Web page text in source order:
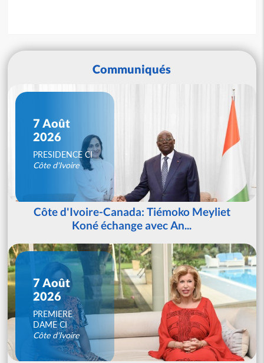
Communiqués
7 Août
2026
PRESIDENCE CI
Côte d'Ivoire
Côte d'Ivoire-Canada: Tiémoko Meyliet
Koné échange avec An...
7 Août
2026
PREMIERE
DAME CI
Côte d'Ivoire